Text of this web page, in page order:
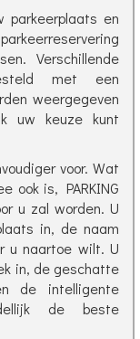
parkeerplaats en
Verschillende
met een
weergegeven
uw keuze kunt
voor. Wat
ook is, PARKING
u zal worden. U
in, de naam
u naartoe wilt. U
in, de geschatte
de intelligente
de beste